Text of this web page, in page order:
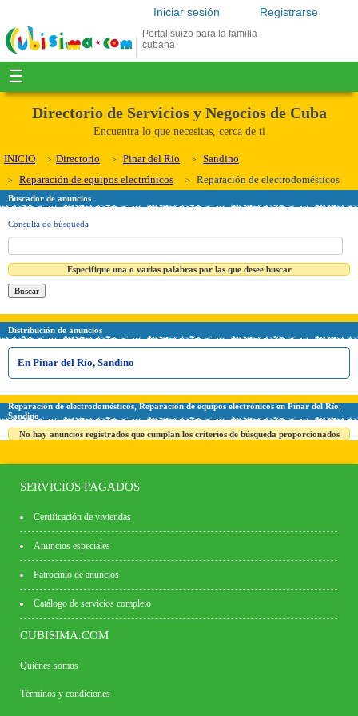
Registrarse
Iniciar sesión
Portal suizo para la familia
cubana
☰
Directorio de Servicios y Negocios de Cuba
Encuentra lo que necesitas, cerca de ti
INICIO Directorio Pinar del Río
Sandino
Reparación de equipos electrónicos
Reparación de electrodomésticos
Buscador de anuncios
Consulta de búsqueda
Especifique una o varias palabras por las que desee buscar
Distribución de anuncios
En Pinar del Río, Sandino
Reparación de electrodomésticos, Reparación de equipos electrónicos en Pinar del Río,
Sandino
No hay anuncios registrados que cumplan los criterios de búsqueda proporcionados
SERVICIOS PAGADOS
Certificación de viviendas
Anuncios especiales
Patrocinio de anuncios
Catálogo de servicios completo
CUBISIMA.COM
Quiénes somos
Términos y condiciones